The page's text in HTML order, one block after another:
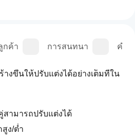
กค้า การสนทนา คำถ
างขึ้นให้ปรับแต่งได้อย่างเต็มที่ใน
ามารถปรับแต่งได้
สูง/ต่ำ